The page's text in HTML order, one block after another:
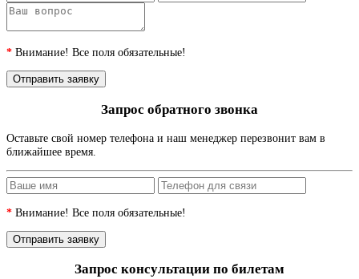
* Внимание! Все поля обязательные!
Запрос обратного звонка
Оставьте свой номер телефона и наш менеджер перезвонит вам в
ближайшее время.
* Внимание! Все поля обязательные!
Запрос консультации по билетам